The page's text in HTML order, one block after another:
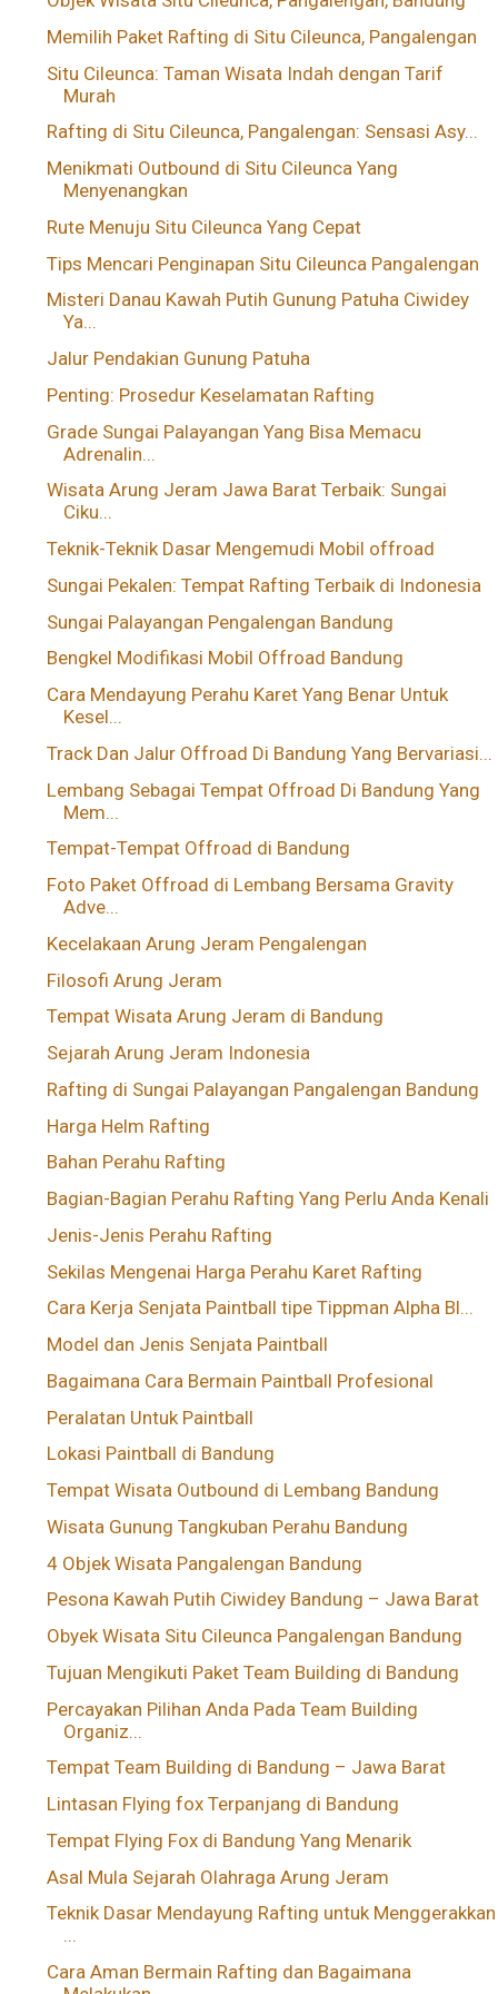
Memilih Paket Rafting di Situ Cileunca, Pangalengan
Situ Cileunca: Taman Wisata Indah dengan Tarif
Murah
Rafting di Situ Cileunca, Pangalengan: Sensasi Asy...
Menikmati Outbound di Situ Cileunca Yang
Menyenangkan
Rute Menuju Situ Cileunca Yang Cepat
Tips Mencari Penginapan Situ Cileunca Pangalengan
Misteri Danau Kawah Putih Gunung Patuha Ciwidey
Ya...
Jalur Pendakian Gunung Patuha
Penting: Prosedur Keselamatan Rafting
Grade Sungai Palayangan Yang Bisa Memacu
Adrenalin...
Wisata Arung Jeram Jawa Barat Terbaik: Sungai
Ciku...
Teknik-Teknik Dasar Mengemudi Mobil offroad
Sungai Pekalen: Tempat Rafting Terbaik di Indonesia
Sungai Palayangan Pengalengan Bandung
Bengkel Modifikasi Mobil Offroad Bandung
Cara Mendayung Perahu Karet Yang Benar Untuk
Kesel...
Track Dan Jalur Offroad Di Bandung Yang Bervariasi...
Lembang Sebagai Tempat Offroad Di Bandung Yang
Mem...
Tempat-Tempat Offroad di Bandung
Foto Paket Offroad di Lembang Bersama Gravity
Adve...
Kecelakaan Arung Jeram Pengalengan
Filosofi Arung Jeram
Tempat Wisata Arung Jeram di Bandung
Sejarah Arung Jeram Indonesia
Rafting di Sungai Palayangan Pangalengan Bandung
Harga Helm Rafting
Bahan Perahu Rafting
Bagian-Bagian Perahu Rafting Yang Perlu Anda Kenali
Jenis-Jenis Perahu Rafting
Sekilas Mengenai Harga Perahu Karet Rafting
Cara Kerja Senjata Paintball tipe Tippman Alpha Bl...
Model dan Jenis Senjata Paintball
Bagaimana Cara Bermain Paintball Profesional
Peralatan Untuk Paintball
Lokasi Paintball di Bandung
Tempat Wisata Outbound di Lembang Bandung
Wisata Gunung Tangkuban Perahu Bandung
4 Objek Wisata Pangalengan Bandung
Pesona Kawah Putih Ciwidey Bandung – Jawa Barat
Obyek Wisata Situ Cileunca Pangalengan Bandung
Tujuan Mengikuti Paket Team Building di Bandung
Percayakan Pilihan Anda Pada Team Building
Organiz...
Tempat Team Building di Bandung – Jawa Barat
Lintasan Flying fox Terpanjang di Bandung
Tempat Flying Fox di Bandung Yang Menarik
Asal Mula Sejarah Olahraga Arung Jeram
Teknik Dasar Mendayung Rafting untuk Menggerakkan
...
Cara Aman Bermain Rafting dan Bagaimana